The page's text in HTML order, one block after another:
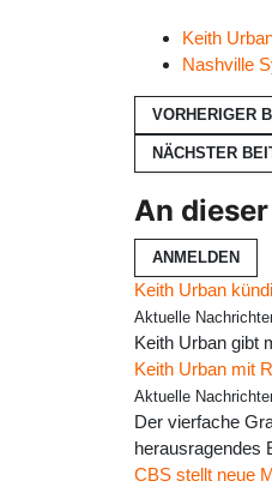
Keith
Nashville
VORHERIGER
NÄCHSTER
An
ANMELDEN
Keith Urban
Aktuelle
Keith Urban gibt
Keith Urban mit
Aktuelle
Der vierfache
herausragendes
CBS stellt neue